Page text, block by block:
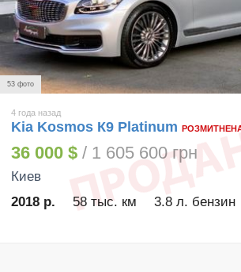
53 фото
4 года назад
Kia Kosmos К9 Platinum
36 000 $ / 1 605 600 грн
Киев
2018 р.
58 тыс. км 3.8 л. бензин